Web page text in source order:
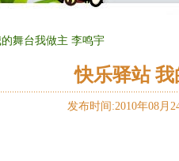
舞台我做主 李鸣宇
快乐驿站
发布时间:2010年08月